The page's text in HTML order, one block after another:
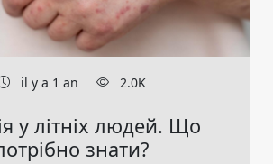
il y a 1 an 2.0K
у літніх людей. Що
знати?